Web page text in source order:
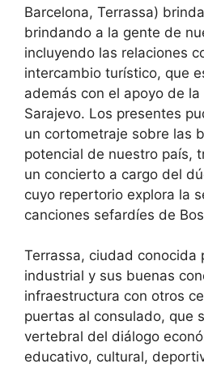
Barcelona, ​​Terrassa)
brindando a la gente de
incluyendo las relaciones
intercambio turístico, que
además con el apoyo de
Sarajevo. Los presentes
un cortometraje sobre las
potencial de nuestro país,
un concierto a cargo del
cuyo repertorio explora la
canciones sefardíes de
Terrassa, ciudad conocida
industrial y sus buenas
infraestructura con otros
puertas al consulado, que
vertebral del diálogo
educativo, cultural,